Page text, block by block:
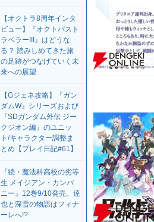
【オクトラ8周年インタ
ビュー】『オクトパスト
ラベラーIII』はどうな
る？ 踏みしめてきた旅
の足跡がつなげていく未
来への展望
【Gジェネ攻略】『ガン
ダムW』シリーズおよび
『SDガンダム外伝 ジー
クジオン編』のユニッ
ト/キャラクター調整ま
とめ【プレイ日記#61】
『続・魔法科高校の劣等
生 メイジアン・カンパ
ニー』12巻9/10発売。達
也と深雪の物語はフィナ
ーレへ!?